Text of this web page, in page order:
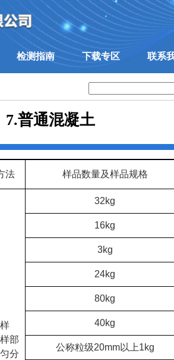
检测指南 下载专区 联系
7.普通混凝土
法 样品数量及样品规格
部
分
32kg
16kg
3kg
24kg
80kg
40kg
公称粒级20mm以上1kg